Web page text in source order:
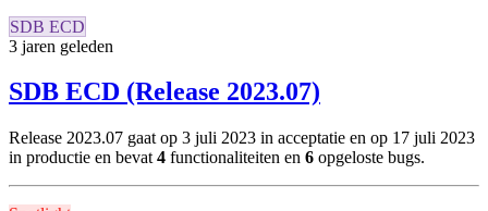
SDB ECD
3 jaren geleden
SDB ECD (Release 2023.07)
Release 2023.07 gaat op 3 juli 2023 in acceptatie en op 17 juli 2023
in productie en bevat 4 functionaliteiten en 6 opgeloste bugs.